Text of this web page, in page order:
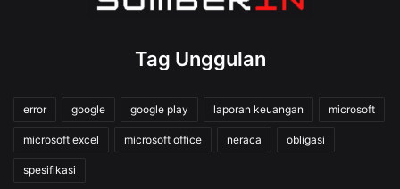
Tag Unggulan
error google google play laporan keuangan microsoft
microsoft excel microsoft office neraca obligasi
spesifikasi